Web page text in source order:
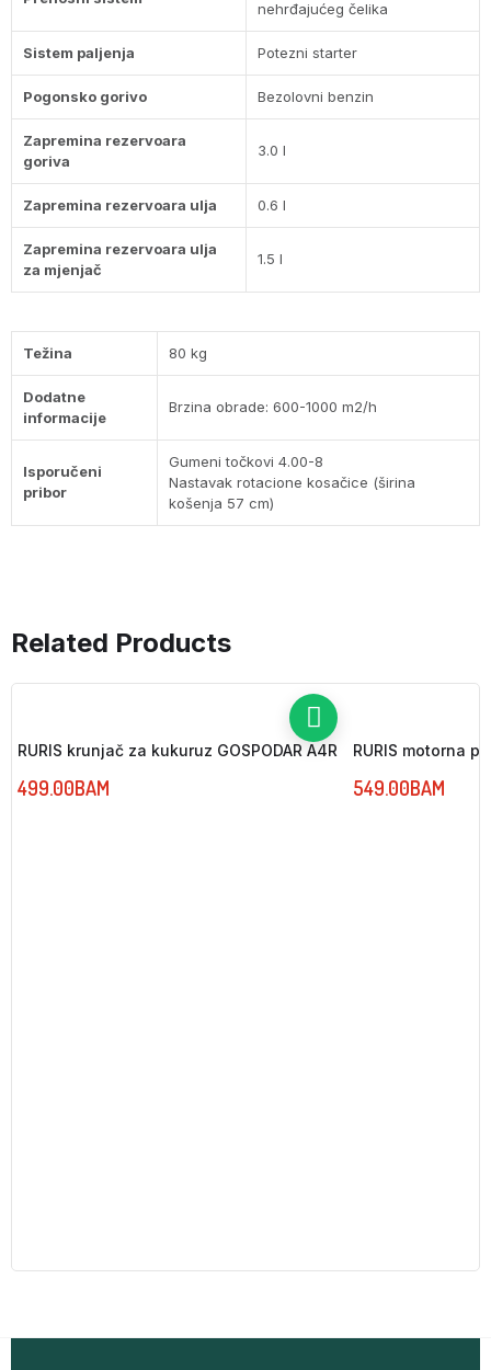
nehrđajućeg čelika
Sistem paljenja Potezni starter
Pogonsko gorivo Bezolovni benzin
Zapremina rezervoara
goriva
3.0 l
Zapremina rezervoara ulja 0.6 l
Zapremina rezervoara ulja
za mjenjač
1.5 l
Težina 80 kg
Dodatne
informacije
Brzina obrade: 600-1000 m2/h
Isporučeni
pribor
Gumeni točkovi 4.00-8
Nastavak rotacione kosačice (širina
košenja 57 cm)
Related Products
RURIS krunjač za kukuruz GOSPODAR A4R
499.00BAM
RURIS motorna
549.00BAM